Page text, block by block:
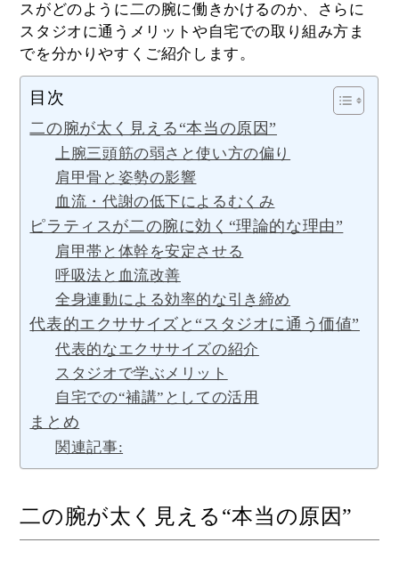
スがどのように二の腕に働きかけるのか、さらに
スタジオに通うメリットや自宅での取り組み方ま
でを分かりやすくご紹介します。
目次
二の腕が太く見える“本当の原因”
上腕三頭筋の弱さと使い方の偏り
肩甲骨と姿勢の影響
血流・代謝の低下によるむくみ
ピラティスが二の腕に効く“理論的な理由”
肩甲帯と体幹を安定させる
呼吸法と血流改善
全身連動による効率的な引き締め
代表的エクササイズと“スタジオに通う価値”
代表的なエクササイズの紹介
スタジオで学ぶメリット
自宅での“補講”としての活用
まとめ
関連記事:
二の腕が太く見える“本当の原因”